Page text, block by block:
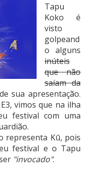
Tapu
Koko é
visto
golpeand
o alguns
inúteis
que não
saíam da
sua apresentação.
vimos que na ilha
festival com uma
representa Kū, pois
festival e o Tapu
"invocado".